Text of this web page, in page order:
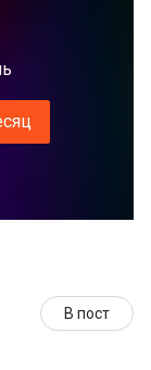
В пост